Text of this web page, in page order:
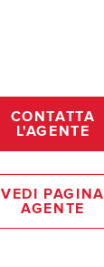
CONTATTA
L'AGENTE
VEDI PAGINA
AGENTE